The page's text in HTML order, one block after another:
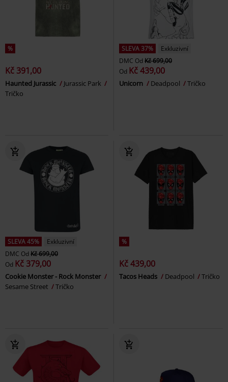
%
Kč 391,00
Haunted Jurassic
Jurassic Park
Tričko
SLEVA 37%
Exkluzivní
DMC Od Kč 699,00
Od Kč 439,00
Unicorn Deadpool Tričko
SLEVA 45%
Exkluzivní
DMC Od Kč 699,00
Od Kč 379,00
Cookie Monster - Rock Monster
Sesame Street
Tričko
%
Kč 439,00
Tacos Heads Deadpool Tričko